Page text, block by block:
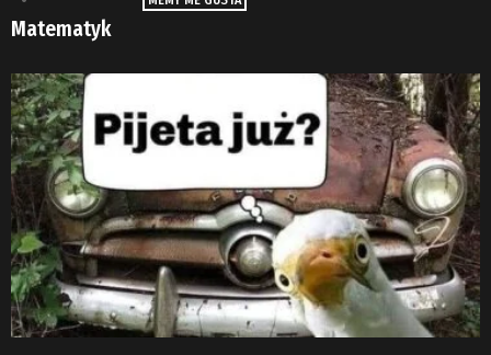
Matematyk